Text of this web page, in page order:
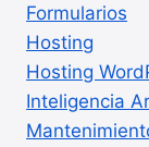
Formularios
Hosting
Hosting
Inteligencia